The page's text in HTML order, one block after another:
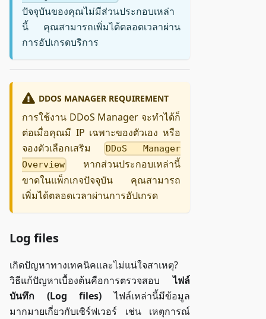
ปัจจุบันของคุณไม่มีส่วนประกอบเหล่า
นี้ คุณสามารถเพิ่มได้ตลอดเวลาผ่าน
การอัปเกรดบริการ
DDOS MANAGER REQUIREMENT
การใช้งาน DDoS Manager จะทำได้ก็
ต่อเมื่อคุณมี IP เฉพาะของตัวเอง หรือ
จองตัวเลือกเสริม
DDoS Manager
Overview
หากส่วนประกอบเหล่านี้
ขาดในแพ็กเกจปัจจุบัน คุณสามารถ
เพิ่มได้ตลอดเวลาผ่านการอัปเกรด
Log files
เกิดปัญหาทางเทคนิคและไม่แน่ใจสาเหตุ?
วิธีแก้ปัญหาเบื้องต้นคือการตรวจสอบไฟล์
บันทึก (Log files) ไฟล์เหล่านี้มีข้อมูล
มากมายเกี่ยวกับเซิร์ฟเวอร์ เช่น เหตุการณ์